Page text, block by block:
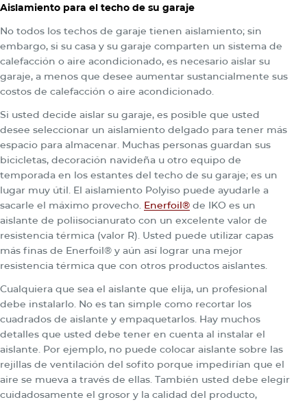
Aislamiento para el techo de su garaje
No todos los techos de garaje tienen aislamiento; sin
embargo, si su casa y su garaje comparten un sistema de
calefacción o aire acondicionado, es necesario aislar su
garaje, a menos que desee aumentar sustancialmente sus
costos de calefacción o aire acondicionado.
Si usted decide aislar su garaje, es posible que usted
desee seleccionar un aislamiento delgado para tener más
espacio para almacenar. Muchas personas guardan sus
bicicletas, decoración navideña u otro equipo de
temporada en los estantes del techo de su garaje; es un
lugar muy útil. El aislamiento Polyiso puede ayudarle a
sacarle el máximo provecho. Enerfoil® de IKO es un
aislante de poliisocianurato con un excelente valor de
resistencia térmica (valor R). Usted puede utilizar capas
más finas de Enerfoil® y aún así lograr una mejor
resistencia térmica que con otros productos aislantes.
Cualquiera que sea el aislante que elija, un profesional
debe instalarlo. No es tan simple como recortar los
cuadrados de aislante y empaquetarlos. Hay muchos
detalles que usted debe tener en cuenta al instalar el
aislante. Por ejemplo, no puede colocar aislante sobre las
rejillas de ventilación del sofito porque impedirían que el
aire se mueva a través de ellas. También usted debe elegir
cuidadosamente el grosor y la calidad del producto,